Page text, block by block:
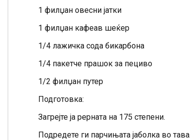
1 филџан овесни јатки
1 филџан кафеав шеќер
1/4 лажичка сода бикарбона
1/4 пакетче прашок за пециво
1/2 филџан путер
Подготовка:
Загрејте ја рерната на 175 степени.
Подредете ги парчињата јаболка во